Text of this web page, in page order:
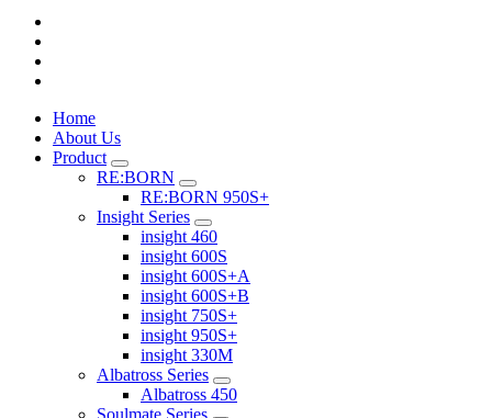
Home
About Us
Product
RE:BORN
RE:BORN 950S+
Insight Series
insight 460
insight 600S
insight 600S+A
insight 600S+B
insight 750S+
insight 950S+
insight 330M
Albatross Series
Albatross 450
Soulmate Series